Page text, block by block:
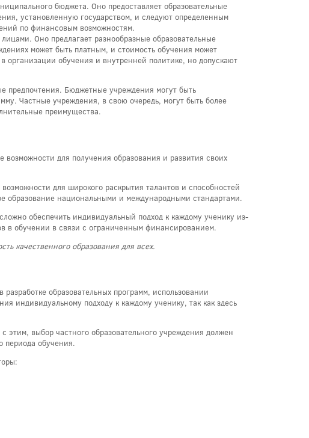
бюджета. Оно предоставляет образовательные
установленную государством, и следуют определенным
по финансовым возможностям.
Оно предлагает разнообразные образовательные
может быть платным, и стоимость обучения может
организации обучения и внутренней политике, но допускают
предпочтения. Бюджетные учреждения могут быть
Частные учреждения, в свою очередь, могут быть более
преимущества.
для получения образования и развития своих
для широкого раскрытия талантов и способностей
образование национальными и международными стандартами.
обеспечить индивидуальный подход к каждому ученику из-
в обучении в связи с ограниченным финансированием.
качественного образования для всех.
образовательных программ, использовании
индивидуальному подходу к каждому ученику, так как здесь
этим, выбор частного образовательного учреждения должен
периода обучения.